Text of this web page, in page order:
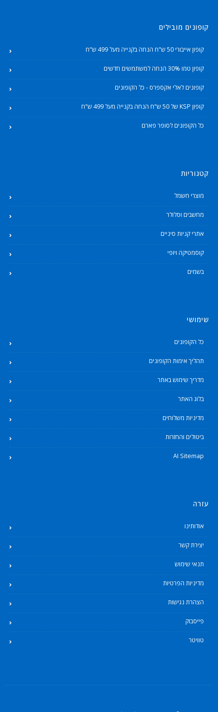
קופונים מובילים
קופון אייבורי 50 ש"ח הנחה בקנייה מעל 499 ש"ח
קופון טמו 30% הנחה למשתמשים חדשים
קופונים לאלי אקספרס - כל הקופונים
קופון KSP של 50 ש"ח הנחה בקנייה מעל 499 ש"ח
כל הקופונים לסופר פארם
קטגוריות
מוצרי חשמל
מחשבים וסלולר
אתרי קניות סיניים
קוסמטיקה ויופי
בשמים
שימושי
כל הקופונים
תהליך אימות הקופונים
מדריך שימוש באתר
בלוג האתר
מדיניות משלוחים
ביטולים והחזרות
AI Sitemap
עזרה
אודותינו
יצירת קשר
תנאי שימוש
מדיניות הפרטיות
הצהרת נגישות
פייסבוק
טוויטר